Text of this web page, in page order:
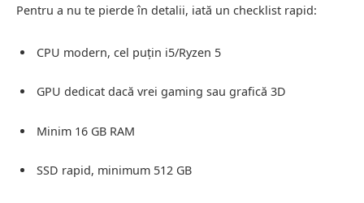
Pentru a nu te pierde în detalii, iată un checklist rapid:
CPU modern, cel puțin i5/Ryzen 5
GPU dedicat dacă vrei gaming sau grafică 3D
Minim 16 GB RAM
SSD rapid, minimum 512 GB